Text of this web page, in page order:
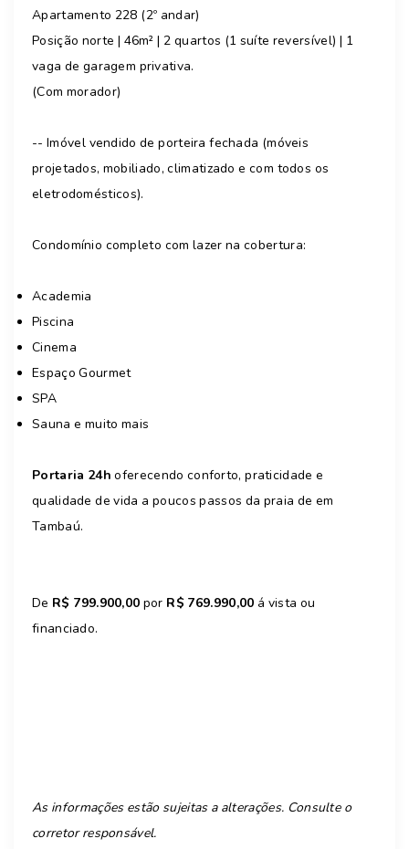
Apartamento 228 (2º andar)
Posição norte | 46m² | 2 quartos (1 suíte reversível) | 1
vaga de garagem privativa.
(Com morador)
-- Imóvel vendido de porteira fechada (móveis
projetados, mobiliado, climatizado e com todos os
eletrodomésticos).
Condomínio completo com lazer na cobertura:
Academia
Piscina
Cinema
Espaço Gourmet
SPA
Sauna e muito mais
Portaria 24h oferecendo conforto, praticidade e
qualidade de vida a poucos passos da praia de em
Tambaú.
De R$ 799.900,00 por R$ 769.990,00 á vista ou
financiado.
As informações estão sujeitas a alterações. Consulte o
corretor responsável.